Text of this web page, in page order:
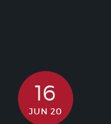
16
JUN 20